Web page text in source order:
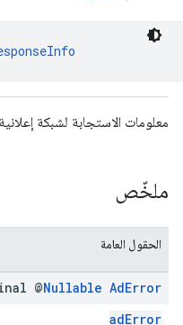
معلومات الاستجابة لشبكة
ملخّص
الحقول العامة
@Nullable AdError
adError